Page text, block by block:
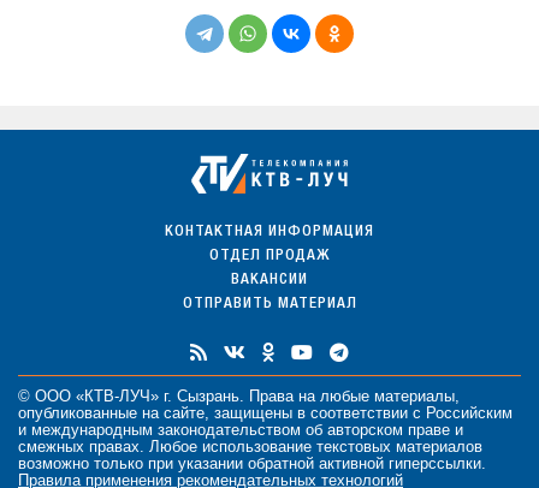
КОНТАКТНАЯ ИНФОРМАЦИЯ
ОТДЕЛ ПРОДАЖ
ВАКАНСИИ
ОТПРАВИТЬ МАТЕРИАЛ
© ООО «КТВ-ЛУЧ» г. Сызрань. Права на любые материалы
опубликованные на сайте, защищены в соответствии с Российским
и международным законодательством об авторском праве и
смежных правах. Любое использование текстовых материалов
возможно только при указании обратной активной гиперссылки.
Правила применения рекомендательных технологий